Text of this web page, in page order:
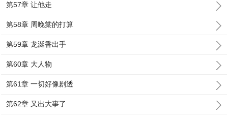
第57章 让他走
第58章 周晚棠的打算
第59章 龙涎香出手
第60章 大人物
第61章 一切好像剧透
第62章 又出大事了